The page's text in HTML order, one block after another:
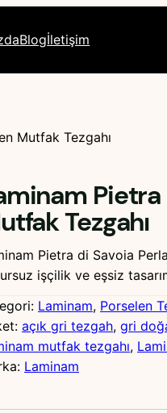
Blogİletişim
Mutfak Tezgahı
Pietra
Tezgahı
Pietra di Savoia
işçilik ve eşsiz
Laminam, Porselen
açık gri tezgah, gri
mutfak tezgahı,
Laminam